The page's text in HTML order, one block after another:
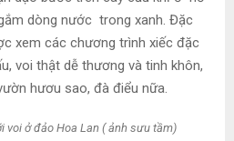
dòng nước trong xanh. Đặc
xem các chương trình xiếc đặc
voi thật dễ thương và tinh khôn,
hươu sao, đà điểu nữa.